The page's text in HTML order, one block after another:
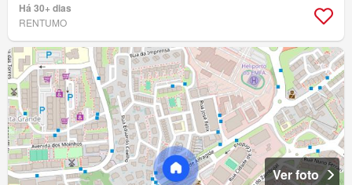
Há 30+ dias
RENTUMO
Ver foto